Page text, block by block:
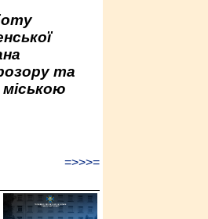
та
міською
=>>>=